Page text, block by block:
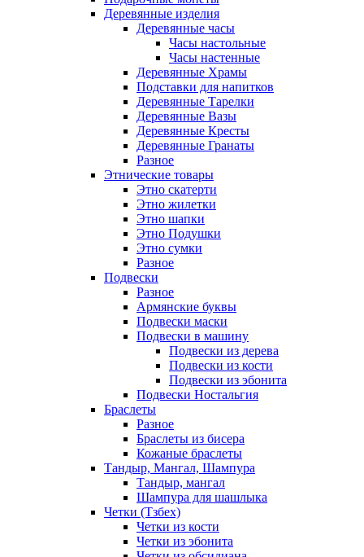
Деревянные изделия
Деревянные часы
Часы настольные
Часы настенные
Деревянные Храмы
Подставки для напитков
Деревянные Тарелки
Деревянные Вазы
Деревянные Кресты
Деревянные Гранаты
Разное
Этнические товары
Этно скатерти
Этно жилетки
Этно шапки
Этно Подушки
Этно сумки
Разное
Подвески
Разное
Армянские буквы
Подвески маски
Подвески в машину
Подвески из дерева
Подвески из кости
Подвески из эбонита
Подвески Ностальгия
Браслеты
Разное
Браслеты из бисера
Кожаные браслеты
Тандыр, Мангал, Шампура
Тандыр, мангал
Шампура для шашлыка
Четки (Тзбех)
Четки из кости
Четки из эбонита